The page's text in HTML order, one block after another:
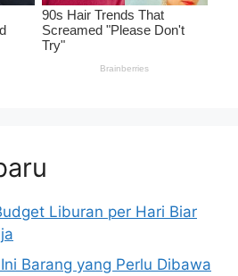
Liburan per Hari Biar
Barang yang Perlu Dibawa